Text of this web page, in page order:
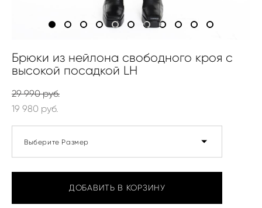
Брюки из нейлона свободного кроя с
высокой посадкой LH
29 990 pуб.
19 980 pуб.
Выберите Размер
ДОБАВИТЬ В КОРЗИНУ